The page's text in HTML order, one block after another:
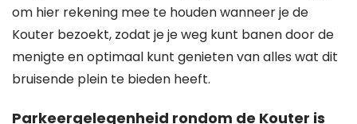
om hier rekening mee te houden wanneer je de
Kouter bezoekt, zodat je je weg kunt banen door de
menigte en optimaal kunt genieten van alles wat dit
bruisende plein te bieden heeft.
Parkeergelegenheid rondom de Kouter is